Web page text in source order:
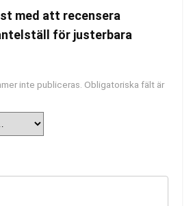
med att recensera
för justerbara
inte publiceras. Obligatoriska fält är